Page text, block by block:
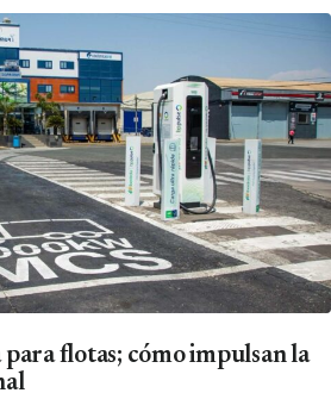
para flotas; cómo impulsan la